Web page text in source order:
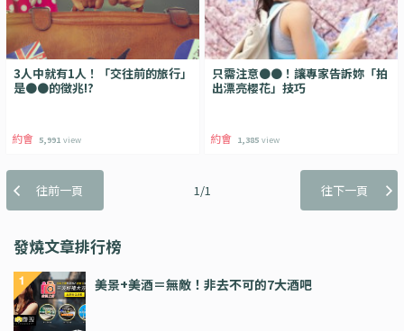
3人中就有1人！「交往前的旅行」
是●●的徵兆!?
約會 5,991 view
只需注意●●！讓專家告訴妳「拍
出漂亮櫻花」技巧
約會 1,385 view
1/1
往前一頁 往下一頁
發燒文章排行榜
美景+美酒＝無敵！非去不可的7大酒吧